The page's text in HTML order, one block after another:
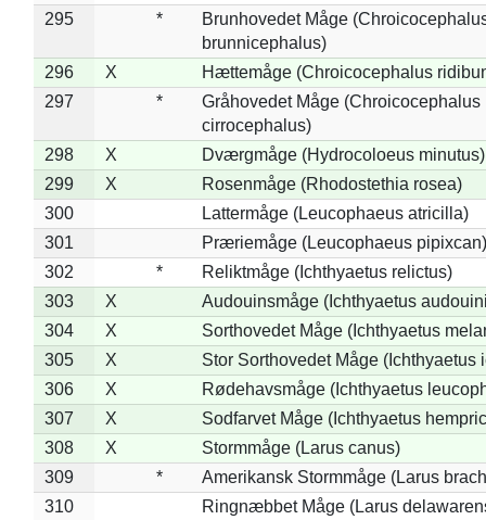
295
*
Brunhovedet Måge
brunnicephalus)
296
X
Hættemåge (Chroicocephalus
297
*
Gråhovedet Måge (Chroicocephalus
cirrocephalus)
298
X
Dværgmåge (Hydrocoloeus minutus)
299
X
Rosenmåge (Rhodostethia rosea)
300
Lattermåge (Leucophaeus atricilla)
301
Præriemåge (Leucophaeus pipixcan)
302
*
Reliktmåge (Ichthyaetus relictus)
303
X
Audouinsmåge (Ichthyaetus
304
X
Sorthovedet Måge (Ichthyaetus
305
X
Stor Sorthovedet Måge (Ichthyaetus
306
X
Rødehavsmåge (Ichthyaetus
307
X
Sodfarvet Måge (Ichthyaetus
308
X
Stormmåge (Larus canus)
309
*
Amerikansk Stormmåge (Larus
310
Ringnæbbet Måge (Larus